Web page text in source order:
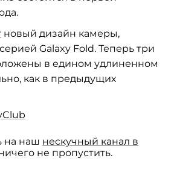
новый дизайн камеры,
Galaxy Fold. Теперь три
в едином удлиненном
как в предыдущих
на наш нескучный канал в
не пропустить.